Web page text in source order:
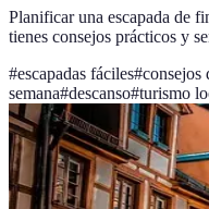
Planificar una escapada de
tienes consejos prácticos y
#escapadas fáciles#consejos
semana#descanso#turismo